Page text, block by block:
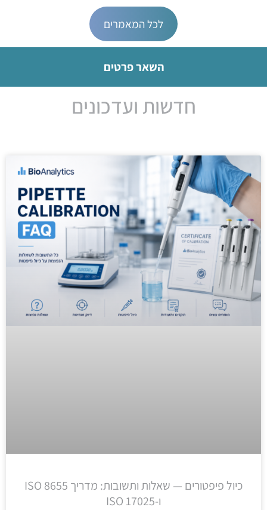
לכל המאמרים
השאר פרטים
חדשות ועדכונים
כיול פיפטורים — שאלות ותשובות: מדריך ISO 8655
ו-ISO 17025